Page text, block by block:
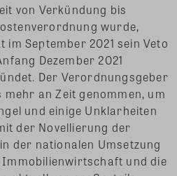
von Verkündung bis
wurde,
September 2021 sein Veto
Dezember 2021
Der Verordnungsgeber
an Zeit genommen, um
und einige Unklarheiten
der Novellierung der
der nationalen Umsetzung
und die